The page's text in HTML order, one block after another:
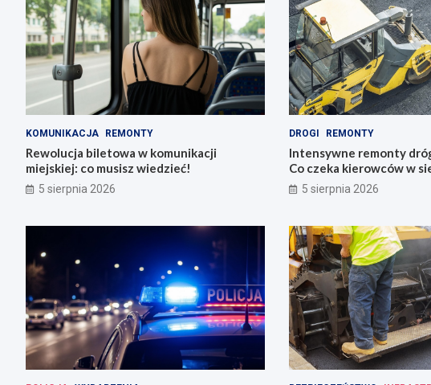
KOMUNIKACJA REMONTY
Rewolucja biletowa w komunikacji
miejskiej: co musisz wiedzieć!
5 sierpnia 2026
DROGI REMONTY
Intensywne remonty
Co czeka kierowców w
5 sierpnia 2026